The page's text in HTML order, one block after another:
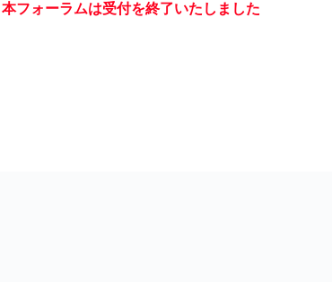
本フォーラムは受付を終了いたしました